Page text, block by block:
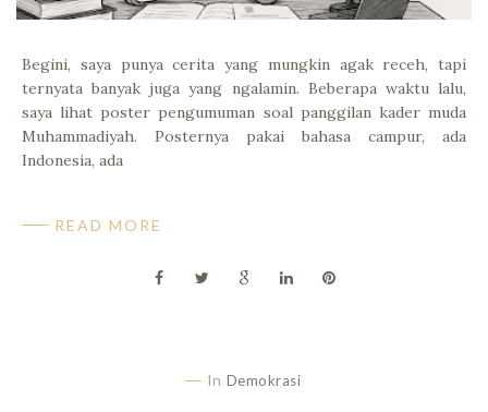
Begini, saya punya cerita yang mungkin agak receh, tapi
ternyata banyak juga yang ngalamin. Beberapa waktu lalu,
saya lihat poster pengumuman soal panggilan kader muda
Muhammadiyah. Posternya pakai bahasa campur, ada
Indonesia, ada
READ MORE
In Demokrasi